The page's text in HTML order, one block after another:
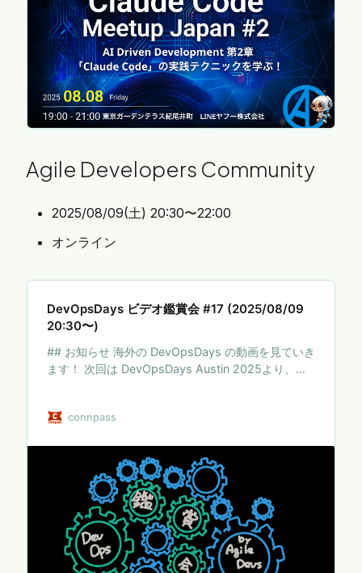
理、UIデザイン、設計、テスト作成、ドキュメント
作成においてもAIを駆使する新たな開発スタイルが
生まれつつありま…
Agile Developers Community
2025/08/09(土) 20:30〜22:00
オンライン
DevOpsDays ビデオ鑑賞会 #17 (2025/08/09
20:30〜)
## お知らせ 海外の DevOpsDays の動画を見ていき
ます！ 次回は DevOpsDays Austin 2025より、以
https://talks.devopsdays.org/devopsdays-
2025 のプレイリストはこちらから
https://www.youtube.com/playlist?
list=PLCDSC2XitciWmctpUkibCYzBu…
connpass